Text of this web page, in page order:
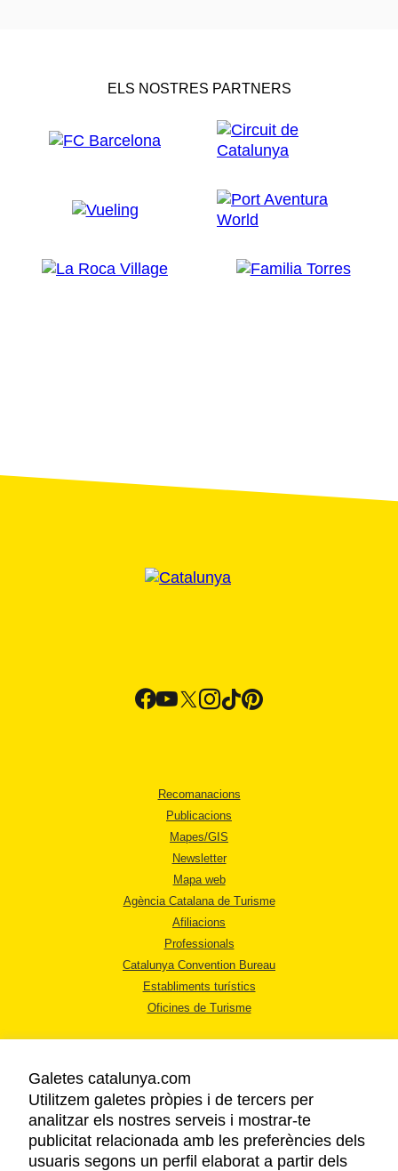
ELS NOSTRES PARTNERS
Recomanacions
Publicacions
Mapes/GIS
Newsletter
Mapa web
Agència Catalana de Turisme
Afiliacions
Professionals
Catalunya Convention Bureau
Establiments turístics
Oficines de Turisme
AVÍS LEGAL
POLÍTICA DE PRIVACITAT
Galetes catalunya.com
Utilitzem galetes pròpies i de tercers per
analitzar els nostres serveis i mostrar-te
publicitat relacionada amb les preferències dels
usuaris segons un perfil elaborat a partir dels